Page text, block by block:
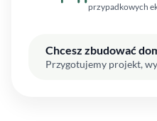
przypadkowych
Chcesz zbudować
Przygotujemy projekt,